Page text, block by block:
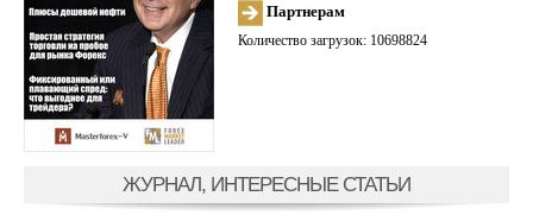
Партнерам
Количество загрузок: 10698824
ЖУРНАЛ, ИНТЕРЕСНЫЕ СТАТЬИ